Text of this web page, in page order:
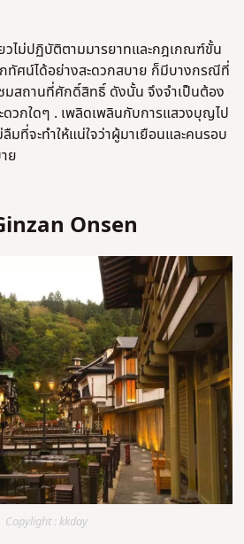
ไม่ปฏิบัติตามมารยาทและกฎเกณฑ์ขั้น
กทัศน์ได้อย่างสะดวกสบาย ก็มีบางกรณีที่
ชมสถานที่ศักดิ์สิทธิ์ ดังนั้น จึงจำเป็นต้อง
ดวกใดๆ . เพลิดเพลินกับการแสวงบุญไป
ที่จะทำให้แน่ใจว่าผู้มาเยือนและคนรอบ
ย
Onsen
Copylight : kkday